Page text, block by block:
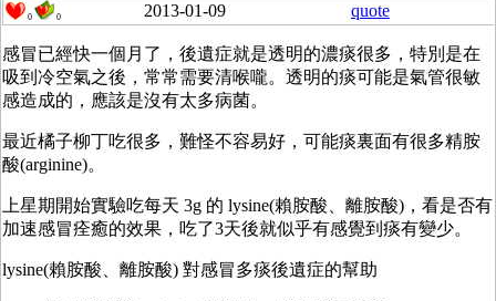
0 0 2013-01-09 quote
感冒已經快一個月了，後遺症就是透明的濃痰很多，特別是在
吸到冷空氣之後，常常需要清喉嚨。透明的痰可能是氣管很敏
感造成的，應該是沒有太多病菌。
最近橘子柳丁吃很多，難怪不容易好，可能痰裏面有很多精胺
酸(arginine)。
上星期開始實驗吃每天 3g 的 lysine(賴胺酸、離胺酸)，看是否有
加速感冒痊癒的效果，吃了3天後就似乎有感覺到痰有變少。
lysine(賴胺酸、離胺酸) 對感冒多痰後遺症的幫助